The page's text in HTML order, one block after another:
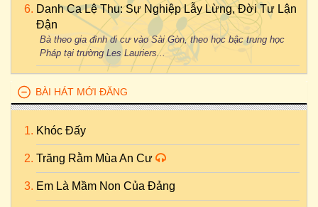
Danh Ca Lệ Thu: Sự Nghiệp Lẫy Lừng, Đời Tư Lận
Đận
Bà theo gia đình di cư vào Sài Gòn, theo học bậc trung học
Pháp tại trường Les Lauriers...
BÀI HÁT MỚI ĐĂNG
Khóc Đấy
Trăng Rằm Mùa An Cư
Em Là Mầm Non Của Đảng